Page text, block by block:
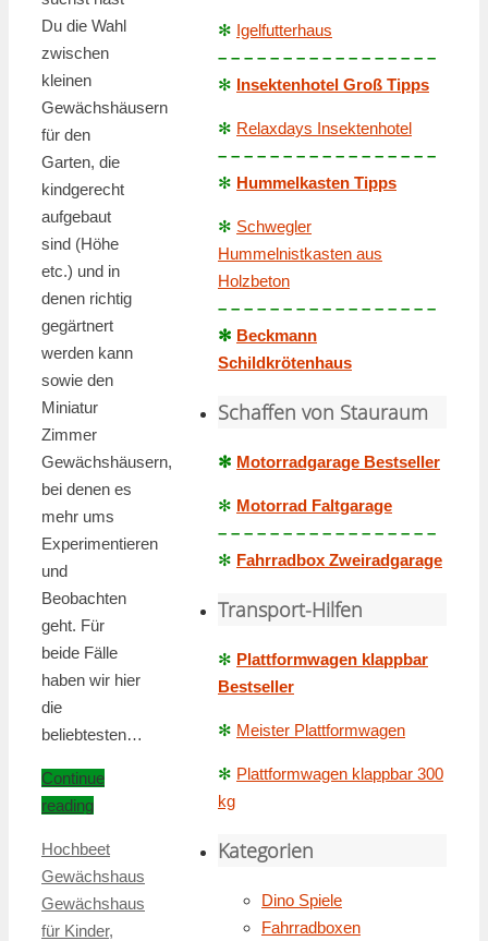
Du die Wahl
zwischen
kleinen
Gewächshäusern
für den
Garten, die
kindgerecht
aufgebaut
sind (Höhe
etc.) und in
denen richtig
gegärtnert
werden kann
sowie den
Miniatur
Zimmer
Gewächshäusern,
bei denen es
mehr ums
Experimentieren
und
Beobachten
geht. Für
beide Fälle
haben wir hier
die
beliebtesten…
Continue
reading
Hochbeet
Gewächshaus
Gewächshaus
für Kinder,
✻ Igelfutterhaus
– – – – – – – – – – – – – – – – –
✻ Insektenhotel Groß Tipps
✻ Relaxdays Insektenhotel
– – – – – – – – – – – – – – – – –
✻ Hummelkasten Tipps
✻ Schwegler
Hummelnistkasten aus
Holzbeton
– – – – – – – – – – – – – – – – –
✻ Beckmann
Schildkrötenhaus
Schaffen von Stauraum
✻ Motorradgarage Bestseller
✻ Motorrad Faltgarage
– – – – – – – – – – – – – – – – –
✻ Fahrradbox Zweiradgarage
Transport-Hilfen
✻ Plattformwagen klappbar
Bestseller
✻ Meister Plattformwagen
✻ Plattformwagen klappbar 300
kg
Kategorien
Dino Spiele
Fahrradboxen